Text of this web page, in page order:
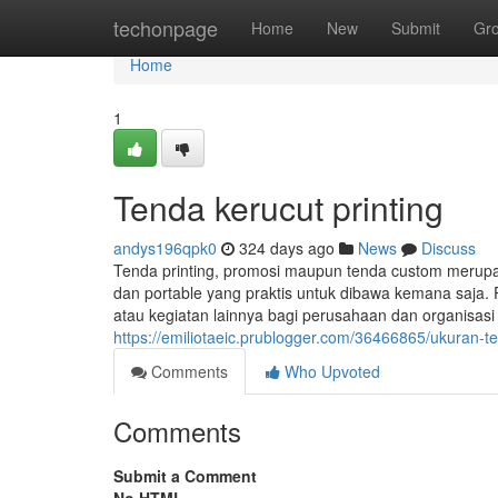
techonpage Home New Submit
Home
Home
1
Tenda kerucut printing
andys196qpk0 324 days ago News
Discuss
Tenda printing, promosi maupun tenda custom
dan portable yang praktis untuk dibawa kemana
atau kegiatan lainnya bagi perusahaan dan
https://emiliotaeic.prublogger.com/36466865/ukuran-
Comments
Who Upvoted
Comments
Submit a Comment